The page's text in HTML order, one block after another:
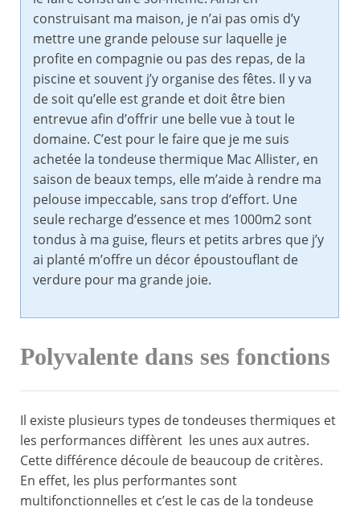
construisant ma maison, je n’ai pas omis d’y
mettre une grande pelouse sur laquelle je
profite en compagnie ou pas des repas, de la
piscine et souvent j’y organise des fêtes. Il y va
de soit qu’elle est grande et doit être bien
entrevue afin d’offrir une belle vue à tout le
domaine. C’est pour le faire que je me suis
achetée la tondeuse thermique Mac Allister, en
saison de beaux temps, elle m’aide à rendre ma
pelouse impeccable, sans trop d’effort. Une
seule recharge d’essence et mes 1000m2 sont
tondus à ma guise, fleurs et petits arbres que j’y
ai planté m’offre un décor époustouflant de
verdure pour ma grande joie.
Polyvalente dans ses fonctions
Il existe plusieurs types de tondeuses thermiques et
les performances diffèrent les unes aux autres.
Cette différence découle de beaucoup de critères.
En effet, les plus performantes sont
multifonctionnelles et c’est le cas de la tondeuse